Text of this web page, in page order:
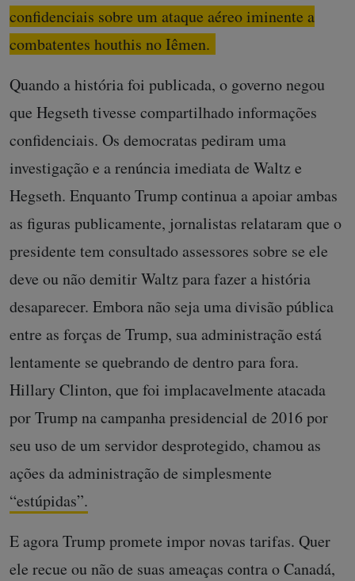
confidenciais sobre um ataque aéreo iminente a
combatentes houthis no Iêmen.
Quando a história foi publicada, o governo negou
que Hegseth tivesse compartilhado informações
confidenciais. Os democratas pediram uma
investigação e a renúncia imediata de Waltz e
Hegseth. Enquanto Trump continua a apoiar ambas
as figuras publicamente, jornalistas relataram que o
presidente tem consultado assessores sobre se ele
deve ou não demitir Waltz para fazer a história
desaparecer. Embora não seja uma divisão pública
entre as forças de Trump, sua administração está
lentamente se quebrando de dentro para fora.
Hillary Clinton, que foi implacavelmente atacada
por Trump na campanha presidencial de 2016 por
seu uso de um servidor desprotegido, chamou as
ações da administração de simplesmente
“estúpidas”.
E agora Trump promete impor novas tarifas. Quer
ele recue ou não de suas ameaças contra o Canadá,